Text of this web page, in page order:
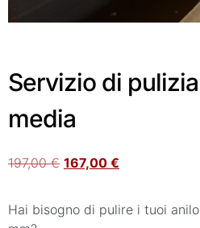
Servizio di
media
197,00€ 167,00 €
Hai bisogno di pulire i tuoi